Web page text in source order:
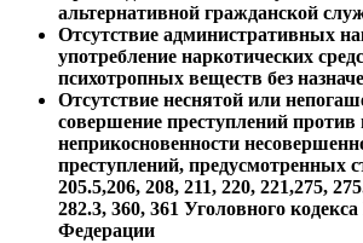
альтернативной гражданской
Отсутствие административных
употребление наркотических
психотропных веществ без
Отсутствие неснятой или
совершение преступлений против
неприкосновенности
преступлений, предусмотренных
205.5,206, 208, 211, 220, 221,275,
282.3, 360, 361 Уголовного
Федерации